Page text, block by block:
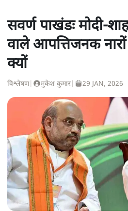
सवर्ण पाखंडः मोदी-
वाले आपत्तिजनक
क्यों
विश्लेषण| मुकेश कुमार 29 JAN, 2026